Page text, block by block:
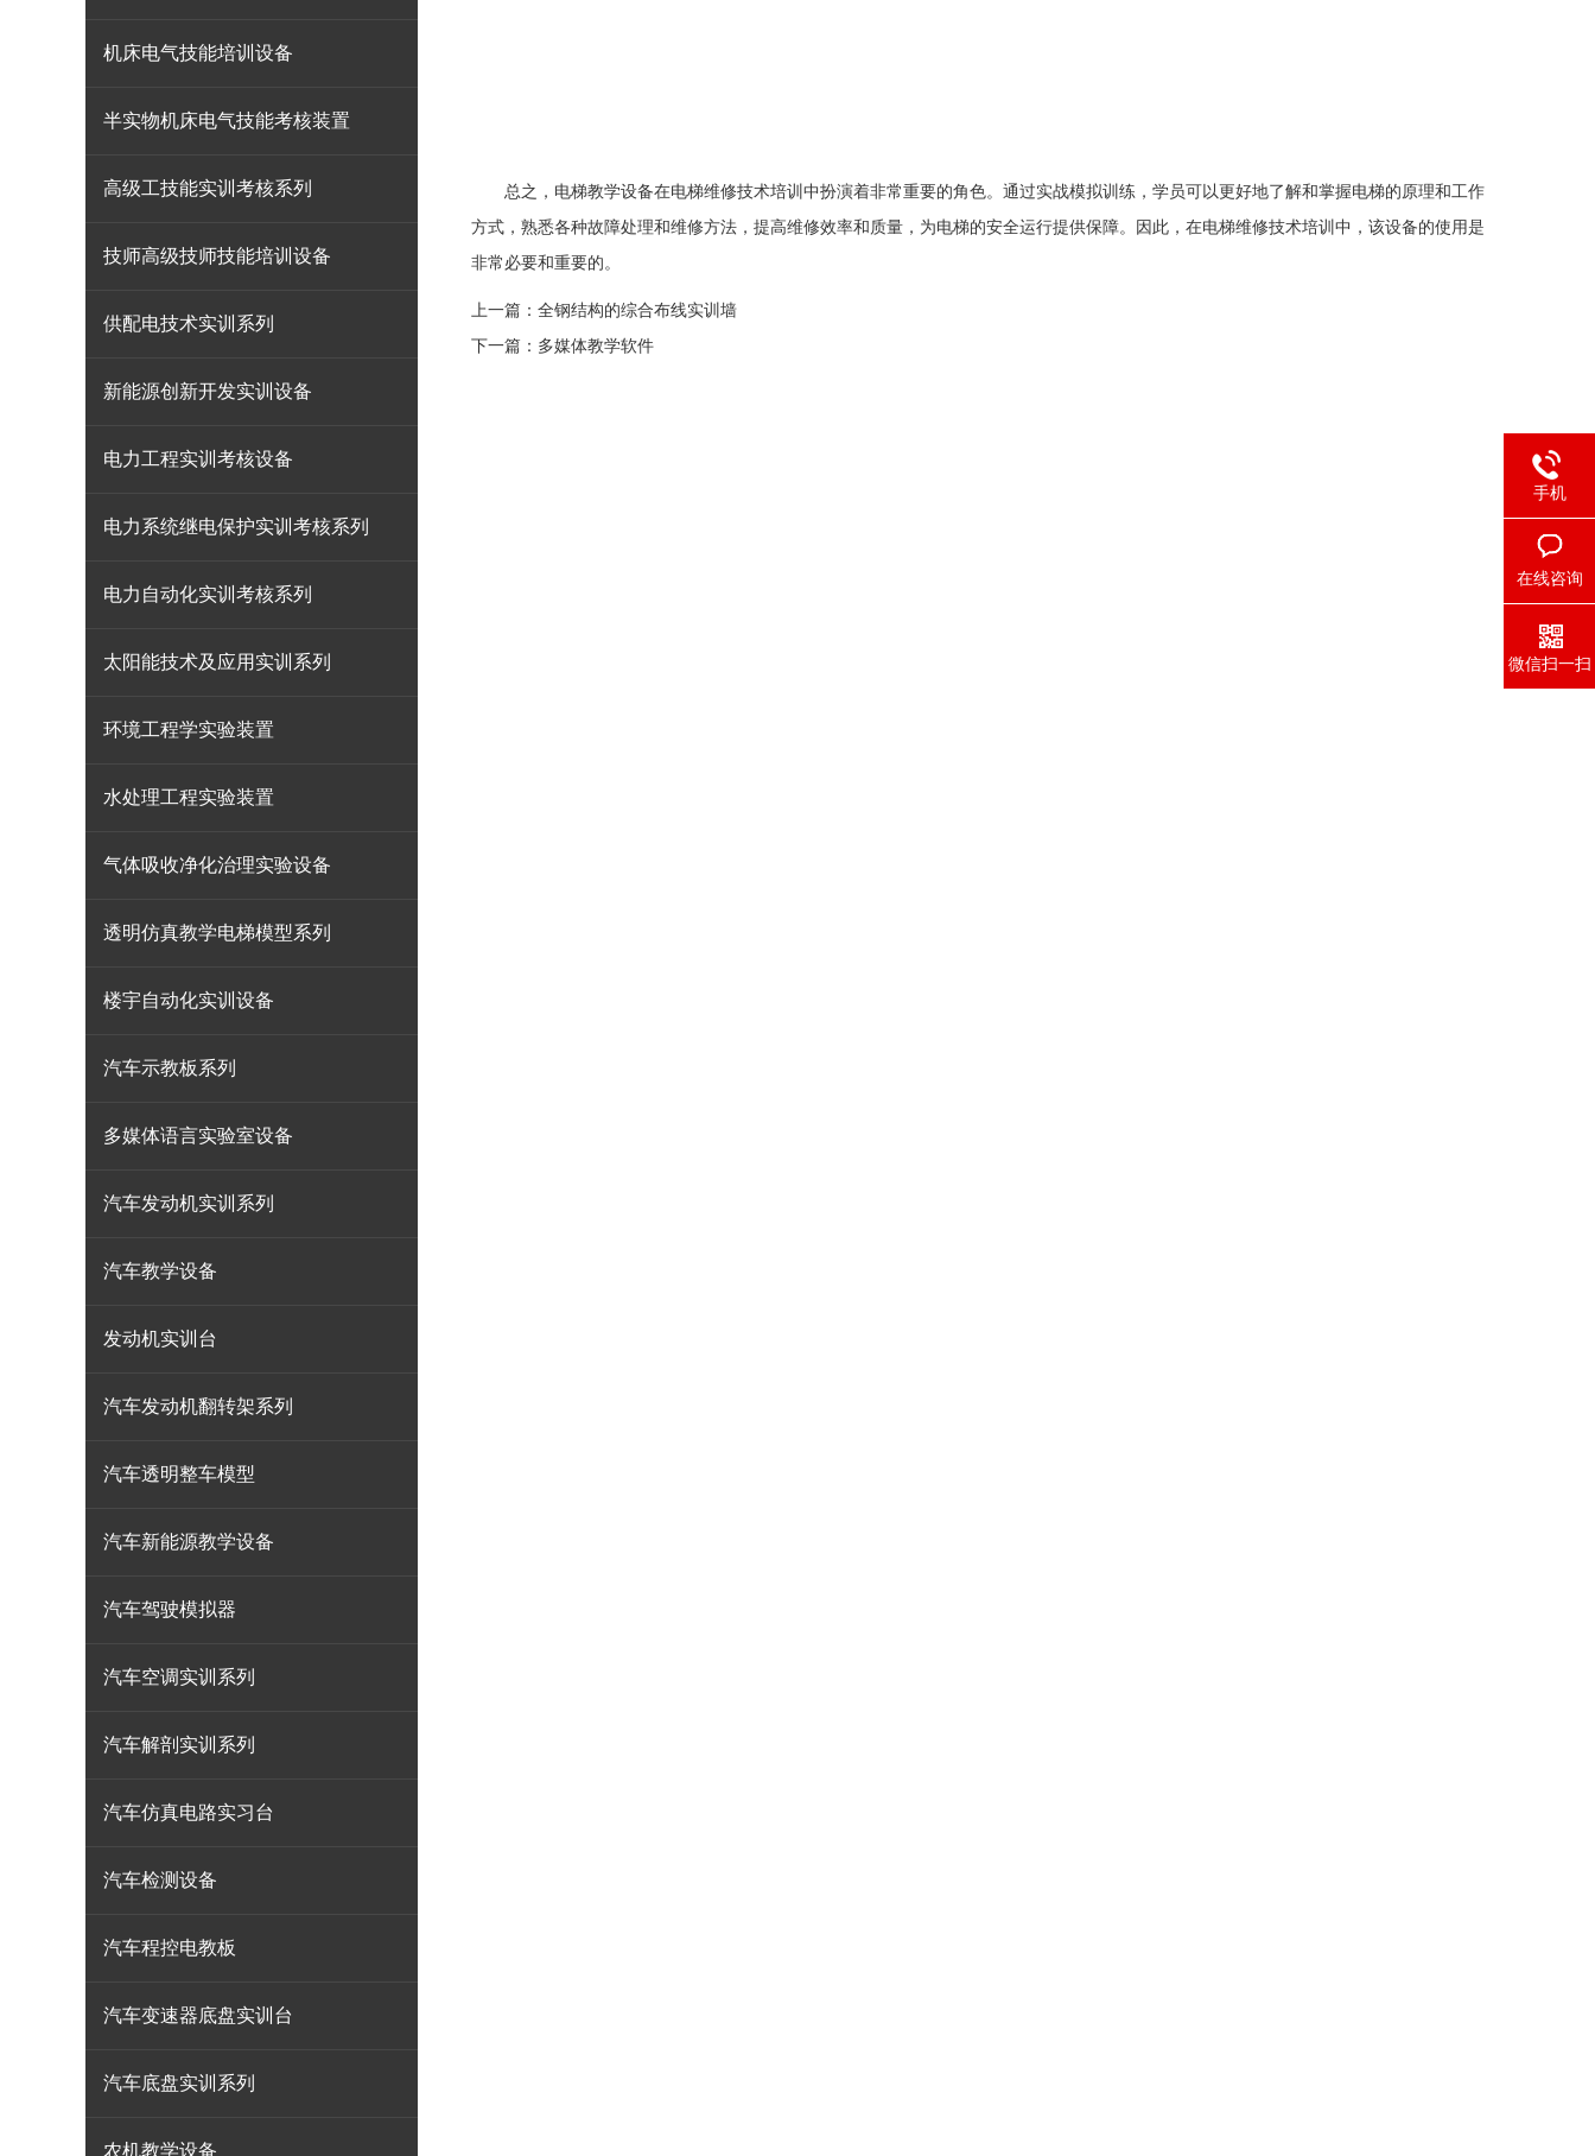
机床电气技能培训设备
半实物机床电气技能考核装置
高级工技能实训考核系列
技师高级技师技能培训设备
供配电技术实训系列
新能源创新开发实训设备
电力工程实训考核设备
电力系统继电保护实训考核系列
电力自动化实训考核系列
太阳能技术及应用实训系列
环境工程学实验装置
水处理工程实验装置
气体吸收净化治理实验设备
透明仿真教学电梯模型系列
楼宇自动化实训设备
汽车示教板系列
多媒体语言实验室设备
汽车发动机实训系列
汽车教学设备
发动机实训台
汽车发动机翻转架系列
汽车透明整车模型
汽车新能源教学设备
汽车驾驶模拟器
汽车空调实训系列
汽车解剖实训系列
汽车仿真电路实习台
汽车检测设备
汽车程控电教板
汽车变速器底盘实训台
汽车底盘实训系列
农机教学设备
总之，电梯教学设备在电梯维修技术培训中扮演着非常重要的角色。通过实战模拟训练，学员可以更好地了解和掌握电梯的原理和工作
方式，熟悉各种故障处理和维修方法，提高维修效率和质量，为电梯的安全运行提供保障。因此，在电梯维修技术培训中，该设备的使用是
非常必要和重要的。
上一篇： 全钢结构的综合布线实训墙
下一篇： 多媒体教学软件
手机
在线咨询
微信扫一扫